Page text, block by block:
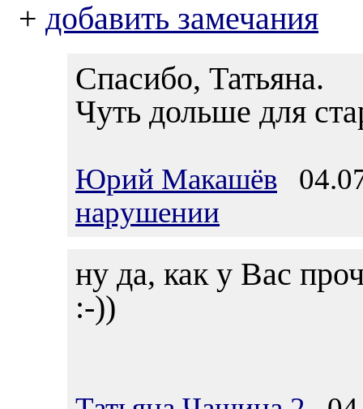
+ добавить замечания
Спасибо, Татьяна.
Чуть дольше для
Юрий Макашёв
нарушении
ну да, как у Вас
:-))